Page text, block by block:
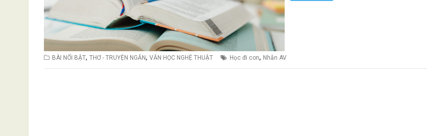
BÀI NỔI BẬT, THƠ - TRUYỆN NGẮN, VĂN HỌC NGHỆ THUẬT Học đi con, Nhẫn AV